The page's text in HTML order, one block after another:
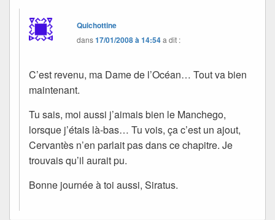
Quichottine
dans17/01/2008 à 14:54a dit :
C’est revenu, ma Dame de l’Océan… Tout va bien
maintenant.
Tu sais, moi aussi j’aimais bien le Manchego,
lorsque j’étais là-bas… Tu vois, ça c’est un ajout,
Cervantès n’en parlait pas dans ce chapitre. Je
trouvais qu’il aurait pu.
Bonne journée à toi aussi, Siratus.